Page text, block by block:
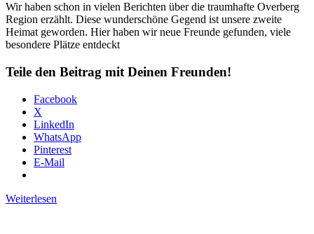
Wir haben schon in vielen Berichten über die traumhafte Overberg
Region erzählt. Diese wunderschöne Gegend ist unsere zweite
Heimat geworden. Hier haben wir neue Freunde gefunden, viele
besondere Plätze entdeckt
Teile den Beitrag mit Deinen Freunden!
Facebook
X
LinkedIn
WhatsApp
Pinterest
E-Mail
Weiterlesen